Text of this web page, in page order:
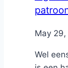
ByNicole
May 29,
Wel